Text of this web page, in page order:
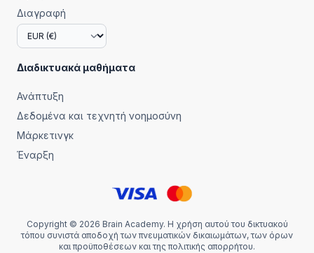
Διαγραφή
Διαδικτυακά μαθήματα
Ανάπτυξη
Δεδομένα και τεχνητή νοημοσύνη
Μάρκετινγκ
Έναρξη
Copyright © 2026 Brain Academy. Η χρήση αυτού του δικτυακού
τόπου συνιστά αποδοχή των πνευματικών δικαιωμάτων, των όρων
και προϋποθέσεων και της πολιτικής απορρήτου.